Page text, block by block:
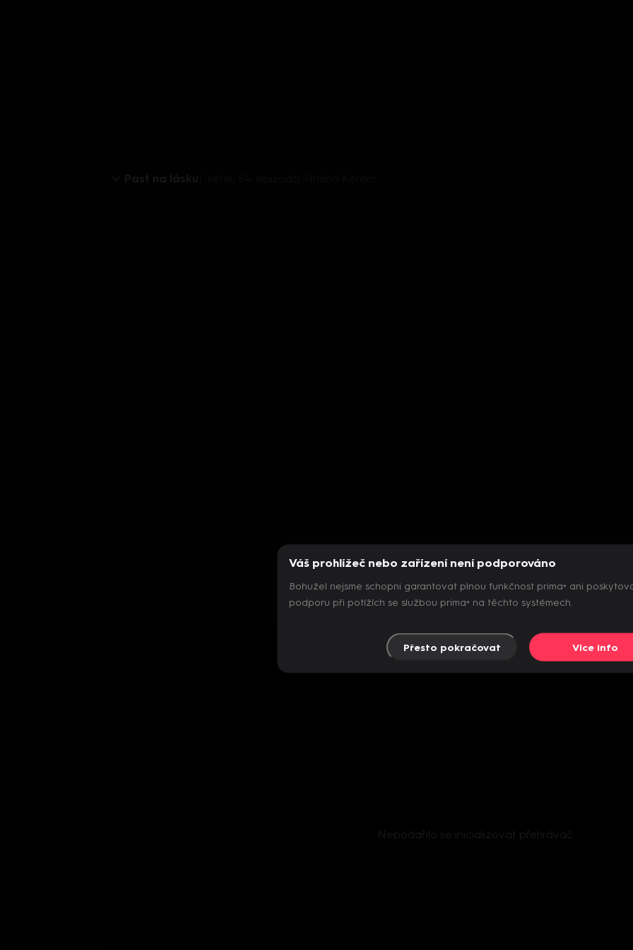
Nepodařilo se inicializovat přehrávač
Váš prohlížeč nebo zařízení není podporováno
Bohužel nejsme schopni garantovat plnou funkčnost prima+ ani
podporu při potížích se službou prima+ na těchto systémech.
Přesto pokračovat Více info